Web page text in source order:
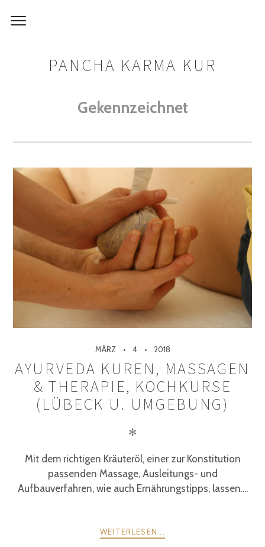
PANCHA KARMA KUR
Gekennzeichnet
MÄRZ 4 2018
AYURVEDA KUREN, MASSAGEN
& THERAPIE, KOCHKURSE
(LÜBECK U. UMGEBUNG)
✻
Mit dem richtigen Kräuteröl, einer zur Konstitution
passenden Massage, Ausleitungs- und
Aufbauverfahren, wie auch Ernährungstipps, lassen....
WEITERLESEN...